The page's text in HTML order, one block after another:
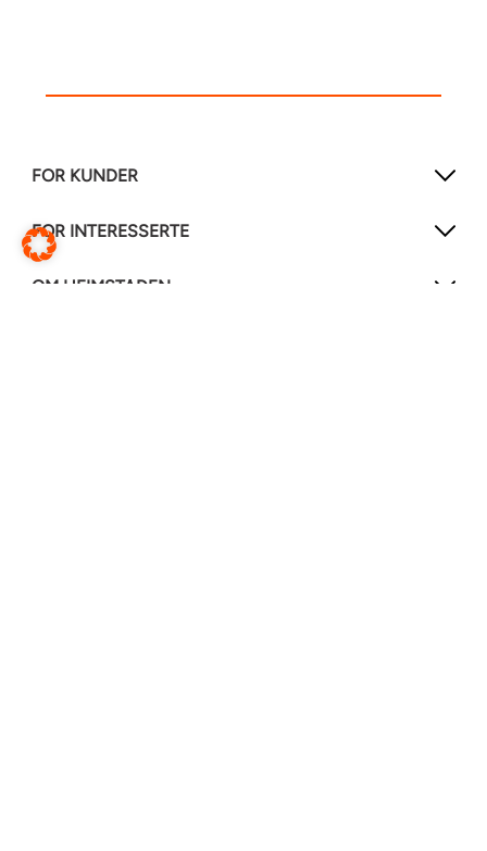
FOR KUNDER
FOR INTERESSERTE
OM HEIMSTADEN